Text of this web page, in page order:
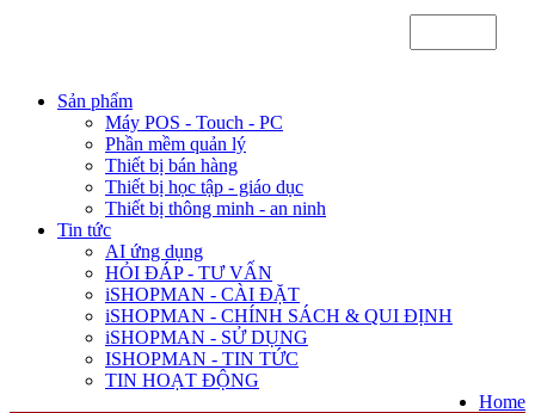
Sản phẩm
Máy POS - Touch - PC
Phần mềm quản lý
Thiết bị bán hàng
Thiết bị học tập - giáo dục
Thiết bị thông minh - an ninh
Tin tức
AI ứng dụng
HỎI ĐÁP - TƯ VẤN
iSHOPMAN - CÀI ĐẶT
iSHOPMAN - CHÍNH SÁCH & QUI ĐỊNH
iSHOPMAN - SỬ DỤNG
ISHOPMAN - TIN TỨC
TIN HOẠT ĐỘNG
Home